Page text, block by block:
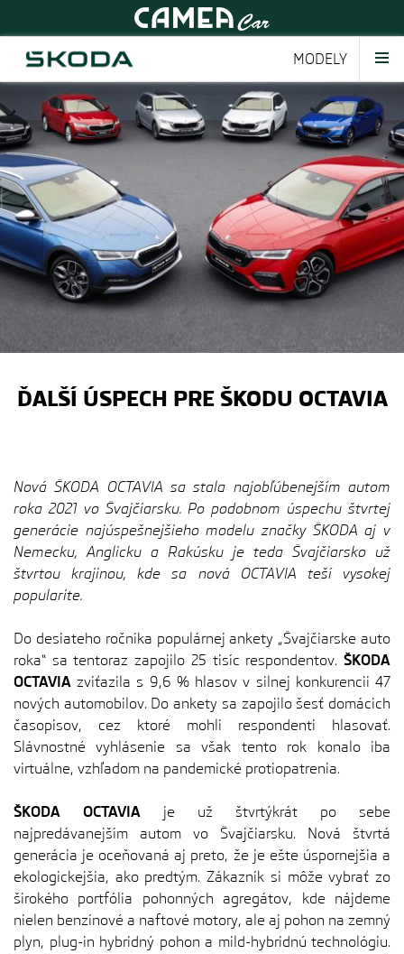
MODELY
ĎALŠÍ ÚSPECH PRE ŠKODU OCTAVIA
Nová ŠKODA OCTAVIA sa stala najobľúbenejším autom
roka 2021 vo Švajčiarsku. Po podobnom úspechu štvrtej
generácie najúspešnejšieho modelu značky ŠKODA aj v
Nemecku, Anglicku a Rakúsku je teda Švajčiarsko už
štvrtou krajinou, kde sa nová OCTAVIA teší vysokej
popularite.
Do desiateho ročníka populárnej ankety „Švajčiarske auto
roka“ sa tentoraz zapojilo 25 tisíc respondentov. ŠKODA
OCTAVIA zvíťazila s 9,6 % hlasov v silnej konkurencii 47
nových automobilov. Do ankety sa zapojilo šesť domácich
časopisov, cez ktoré mohli respondenti hlasovať.
Slávnostné vyhlásenie sa však tento rok konalo iba
virtuálne, vzhľadom na pandemické protiopatrenia.
ŠKODA OCTAVIA je už štvrtýkrát po sebe
najpredávanejším autom vo Švajčiarsku. Nová štvrtá
generácia je oceňovaná aj preto, že je ešte úspornejšia a
ekologickejšia, ako predtým. Zákazník si môže vybrať zo
širokého portfólia pohonných agregátov, kde nájdeme
nielen benzínové a naftové motory, ale aj pohon na zemný
plyn, plug-in hybridný pohon a mild-hybridnú technológiu.